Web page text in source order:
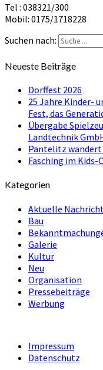
Tel : 038321/300
Mobil: 0175/1718228
Suchen nach:
Neueste Beiträge
Dorffest 2026
25 Jahre Kinder-
Fest, das
Übergabe
Landtechnik
Pantelitz wandert
Fasching im Kids-
Kategorien
Aktuelle
Bau
Galerie
Kultur
Neu
Organisation
Pressebeiträge
Werbung
Impressum
Datenschutz